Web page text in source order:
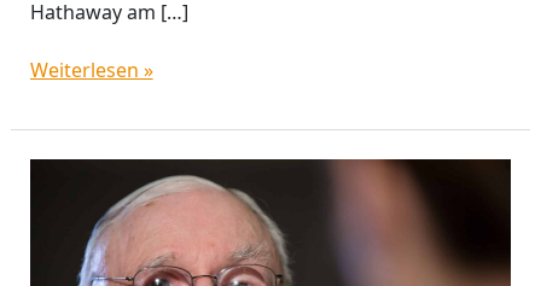
Hathaway am […]
Weiterlesen »
Abschied